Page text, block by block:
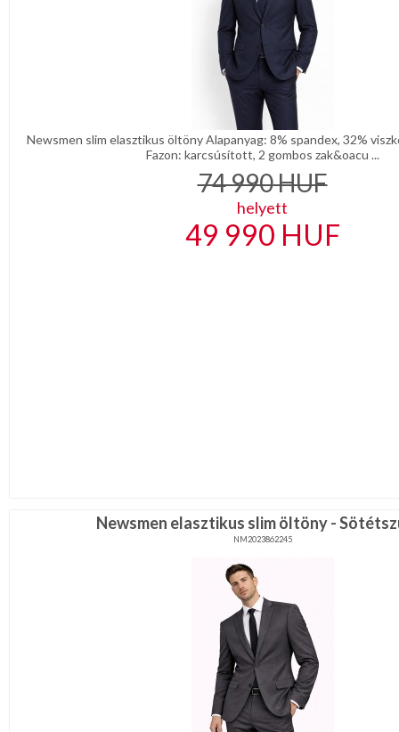
Newsmen slim elasztikus öltöny Alapanyag: 8% spandex, 32%
Fazon: karcsúsított, 2 gombos zak&oacu ...
74 990HUF
helyett
49 990 HUF
Newsmen elasztikus slim öltöny -
NM2023862245